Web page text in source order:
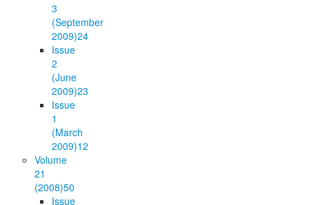
3
(September
2009)24
Issue
2
(June
2009)23
Issue
1
(March
2009)12
Volume
21
(2008)50
Issue